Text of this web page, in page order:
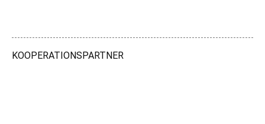
KOOPERATIONSPARTNER